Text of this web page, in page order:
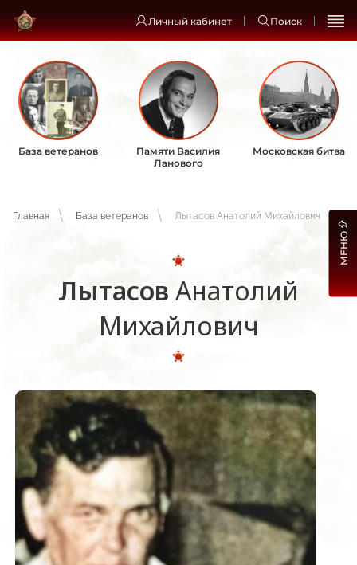
Личный кабинет Поиск
База ветеранов
Памяти Василия
Ланового
Московская битва
Главная База ветеранов Лытасов Анатолий Михайлович
Лытасов Анатолий
Михайлович
МЕНЮ